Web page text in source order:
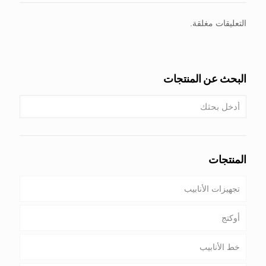
التعليقات مغلقة.
البحث عن المنتجات
المنتجات
تجهيزات الأنابيب
أوكتج
أنابيب & غلاف
خط الأنابيب